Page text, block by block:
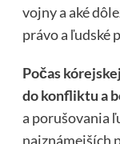
vojny a aké
právo a ľudské
Počas
do konfliktu a
a porušovania
najznámejších